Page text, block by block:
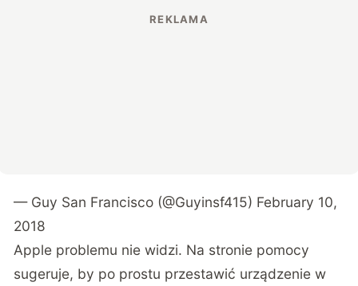
— Guy San Francisco (@Guyinsf415) February 10,
2018
Apple problemu nie widzi. Na stronie pomocy
sugeruje, by po prostu przestawić urządzenie w